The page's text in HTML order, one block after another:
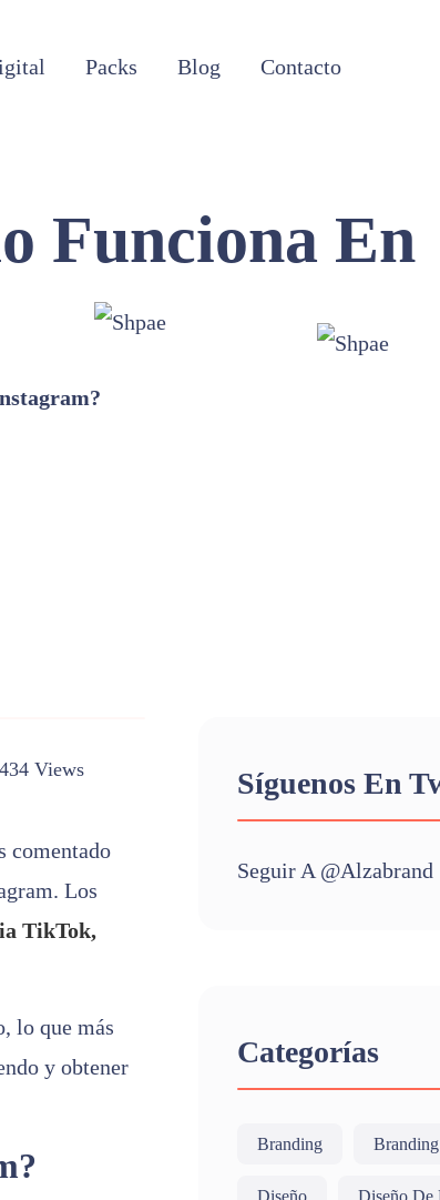
Packs Blog Contacto
Funciona En
434 Views
comentado
Los
TikTok,
lo que más
y obtener
Síguenos En
Seguir A @alzabrand
Categorías
Branding
Diseño Diseño De